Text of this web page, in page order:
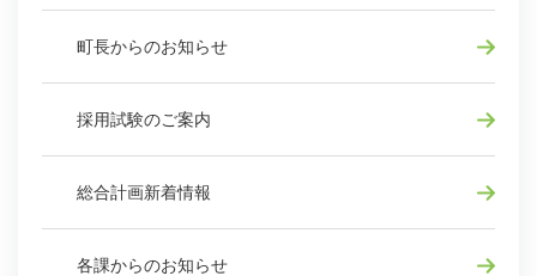
町長からのお知らせ
採用試験のご案内
総合計画新着情報
各課からのお知らせ